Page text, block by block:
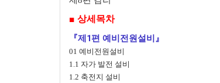
■ 상세목차
『제1편 예비전원설비』
01 예비전원설비
1.1 자가 발전 설비
1.2 축전지 설비